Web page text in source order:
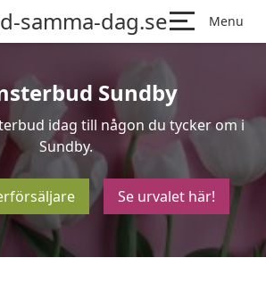
samma-dag.se Menu
Sundby
idag till någon du tycker om i
Sundby.
Se urvalet här!